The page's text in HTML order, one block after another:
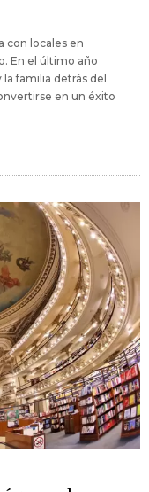
con locales en
En el último año
familia detrás del
en un éxito